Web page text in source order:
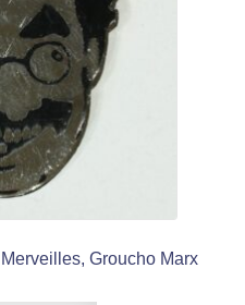
Groucho Marx